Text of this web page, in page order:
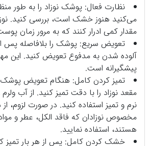
نظارت فعال: پوشک نوزاد را به طور
می‌کنید هنوز خشک است، بررسی کنید.
مقدار کمی ادرار کنند که به مرور زمان
تعویض سریع: پوشک را بلافاصله
آلوده شدن به مدفوع تعویض کنید. این
پیشگیرانه است.
تمیز کردن کامل: هنگام تعویض
مقعد نوزاد را با دقت تمیز کنید. از آب
نرم و تمیز استفاده کنید. در صورت لزوم،
مخصوص نوزادان که فاقد الکل، عطر و
هستند، استفاده نمایید.
خشک کردن کامل: پس از هر بار تمیز